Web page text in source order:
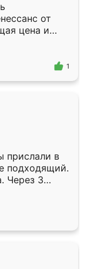
от
цена и
Приехавший
1
прислали в
подходящий.
Через 3
Остались